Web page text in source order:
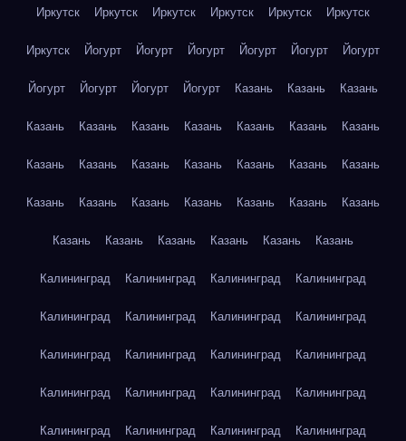
Иркутск Иркутск Иркутск Иркутск Иркутск Иркутск
Иркутск Йогурт Йогурт Йогурт Йогурт Йогурт Йогурт
Йогурт Йогурт Йогурт Йогурт Казань Казань Казань
Казань Казань Казань Казань Казань Казань Казань
Казань Казань Казань Казань Казань Казань Казань
Казань Казань Казань Казань Казань Казань Казань
Казань Казань Казань Казань Казань Казань
Калининград Калининград Калининград Калининград
Калининград Калининград Калининград Калининград
Калининград Калининград Калининград Калининград
Калининград Калининград Калининград Калининград
Калининград Калининград Калининград Калининград